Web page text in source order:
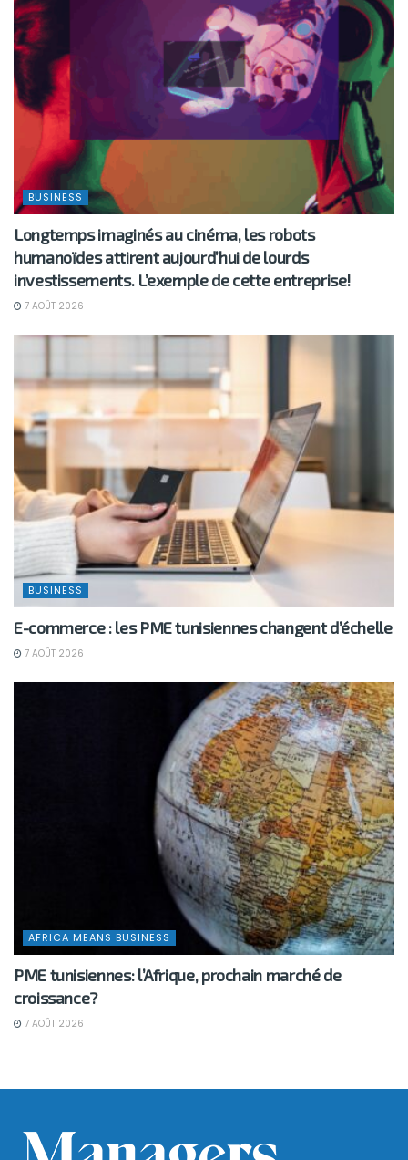
BUSINESS
Longtemps imaginés au cinéma, les robots
humanoïdes attirent aujourd’hui de lourds
investissements. L’exemple de cette entreprise!
7 AOÛT 2026
BUSINESS
E-commerce : les PME tunisiennes changent d’échelle
7 AOÛT 2026
AFRICA MEANS BUSINESS
PME tunisiennes: l’Afrique, prochain marché de
croissance?
7 AOÛT 2026